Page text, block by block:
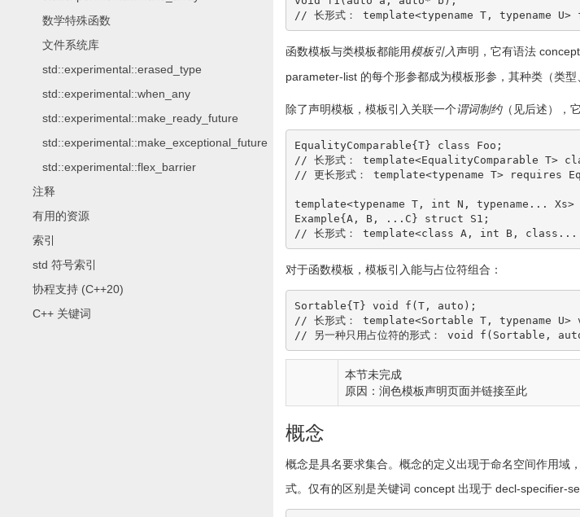
数学特殊函数
文件系统库
std::experimental::erased_type
std::experimental::when_any
std::experimental::make_ready_future
std::experimental::make_exceptional_future
std::experimental::flex_barrier
注释
有用的资源
索引
std 符号索引
协程支持 (C++20)
C++ 关键词
// 长形式： template<typename T, typename
函数模板与类模板都能用模板引入声明，它有语法
parameter-list 的每个形参都成为模板形参，其种类（类
除了声明模板，模板引入关联一个谓词制约（见后述），
EqualityComparable{T} class Foo ;
// 长形式： template<EqualityComparable T>
// 更长形式： template<typename T> requires
template<typename T, int N, typename ... Xs>
Example{A, B, ... C} struct S1 ;
// 长形式： template<class A, int B, class...
对于函数模板，模板引入能与占位符组合：
Sortable{T} void f (T, auto ) ;
// 长形式： template<Sortable T, typename
// 另一种只用占位符的形式： void f(Sortable,
本节未完成
原因：润色模板声明页面并链接至此
概念
概念是具名要求集合。概念的定义出现于命名空间作用域
式。仅有的区别是关键词 concept 出现于 decl-specifier-